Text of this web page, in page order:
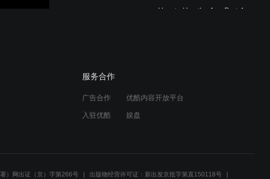
How to Use the App Part 4
服务合作
广告合作 优酷内容开放平台
入驻优酷 娱盘
）网出证（京）字第266号 出版物经营许可证：新出发京批字第直150118号